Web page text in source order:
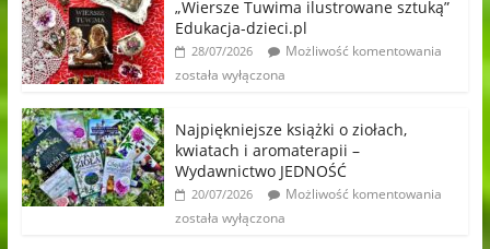
„Wiersze Tuwima ilustrowane sztuką”
Edukacja-dzieci.pl
28/07/2026
Możliwość komentowania
została wyłączona
Najpiękniejsze książki o ziołach,
kwiatach i aromaterapii –
Wydawnictwo JEDNOŚĆ
20/07/2026
Możliwość komentowania
została wyłączona